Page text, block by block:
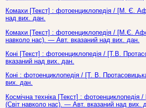
Комахи [Текст] : фотоенциклопедія / [М. Є.
над вих. дан.
Комахи [Текст] : фотоенциклопедія / [М.Є.
навколо нас). — Авт. вказаний над вих. дан.
Коні [Текст] : фотоенциклопедія / [Т.В.
вказаний над вих. дан.
Коні : фотоенциклопедія / [Т. В.
вих. дан.
Космічна техніка [Текст] :
(Світ навколо нас). — Авт. вказаний над вих.